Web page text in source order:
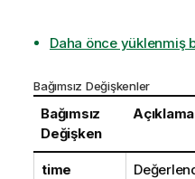
Daha önce yüklenmiş
Bağımsız Değişkenler
Bağımsız
Değişken
Açıklama
time